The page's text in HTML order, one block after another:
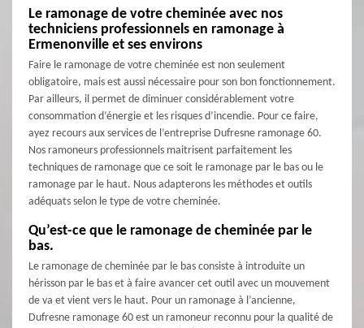
Le ramonage de votre cheminée avec nos
techniciens professionnels en ramonage à
Ermenonville et ses environs
Faire le ramonage de votre cheminée est non seulement
obligatoire, mais est aussi nécessaire pour son bon fonctionnement.
Par ailleurs, il permet de diminuer considérablement votre
consommation d’énergie et les risques d’incendie. Pour ce faire,
ayez recours aux services de l’entreprise Dufresne ramonage 60.
Nos ramoneurs professionnels maitrisent parfaitement les
techniques de ramonage que ce soit le ramonage par le bas ou le
ramonage par le haut. Nous adapterons les méthodes et outils
adéquats selon le type de votre cheminée.
Qu’est-ce que le ramonage de cheminée par le
bas.
Le ramonage de cheminée par le bas consiste à introduite un
hérisson par le bas et à faire avancer cet outil avec un mouvement
de va et vient vers le haut. Pour un ramonage à l’ancienne,
Dufresne ramonage 60 est un ramoneur reconnu pour la qualité de